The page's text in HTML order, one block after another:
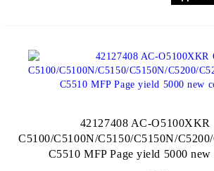
42127408 AC-
C5100/C5100N/C5150/C5150N/
C5510 MFP Page yield 5000